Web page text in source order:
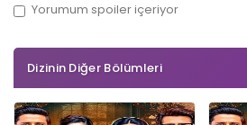
Yorumum spoileriçeriyor
Dizinin Diğer Bölümleri